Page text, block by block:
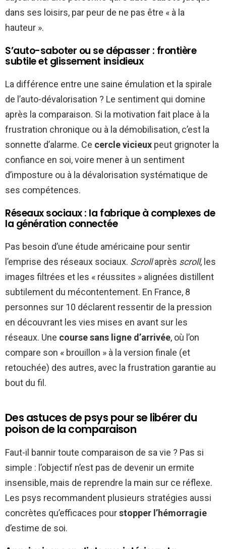
dans ses loisirs, par peur de ne pas être « à la
hauteur ».
S’auto-saboter ou se dépasser : frontière
subtile et glissement insidieux
La différence entre une saine émulation et la spirale
de l’auto-dévalorisation ? Le sentiment qui domine
après la comparaison. Si la motivation fait place à la
frustration chronique ou à la démobilisation, c’est la
sonnette d’alarme. Ce cercle vicieux peut grignoter la
confiance en soi, voire mener à un sentiment
d’imposture ou à la dévalorisation systématique de
ses compétences.
Réseaux sociaux : la fabrique à complexes de
la génération connectée
Pas besoin d’une étude américaine pour sentir
l’emprise des réseaux sociaux. Scrollaprès scroll, les
images filtrées et les « réussites » alignées distillent
subtilement du mécontentement. En France, 8
personnes sur 10 déclarent ressentir de la pression
en découvrant les vies mises en avant sur les
réseaux. Une course sans ligne d’arrivée, où l’on
compare son « brouillon » à la version finale (et
retouchée) des autres, avec la frustration garantie au
bout du fil.
Des astuces de psys pour se libérer du
poison de la comparaison
Faut-il bannir toute comparaison de sa vie ? Pas si
simple : l’objectif n’est pas de devenir un ermite
insensible, mais de reprendre la main sur ce réflexe.
Les psys recommandent plusieurs stratégies aussi
concrètes qu’efficaces pourstopper l’hémorragie
d’estime de soi.